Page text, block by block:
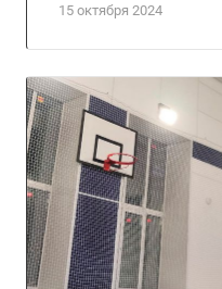
15 октября 2024